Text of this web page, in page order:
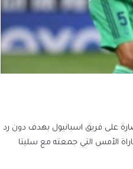
على فريق اسبانيول بهدف دون رد
في مباراة الأمس التي جمعته مع سليتا